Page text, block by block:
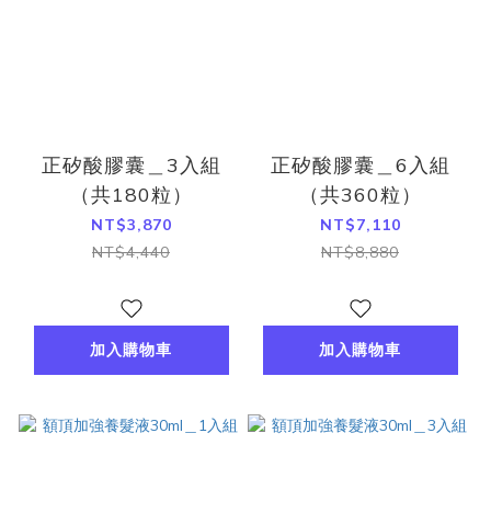
正矽酸膠囊＿3入組
（共180粒）
NT$3,870
NT$4,440
加入購物車
正矽酸膠囊＿6入組
（共360粒）
NT$7,110
NT$8,880
加入購物車